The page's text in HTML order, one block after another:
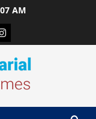
AM